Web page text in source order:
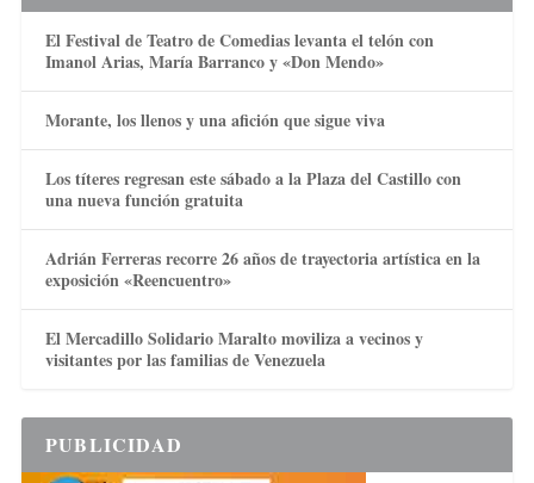
El Festival de Teatro de Comedias levanta el telón con
Imanol Arias, María Barranco y «Don Mendo»
Morante, los llenos y una afición que sigue viva
Los títeres regresan este sábado a la Plaza del Castillo con
una nueva función gratuita
Adrián Ferreras recorre 26 años de trayectoria artística en la
exposición «Reencuentro»
El Mercadillo Solidario Maralto moviliza a vecinos y
visitantes por las familias de Venezuela
PUBLICIDAD